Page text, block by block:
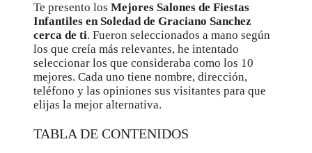
Te presento los Mejores Salones de Fiestas
Infantiles en Soledad de Graciano Sanchez
cerca de ti. Fueron seleccionados a mano según
los que creía más relevantes, he intentado
seleccionar los que consideraba como los 10
mejores. Cada uno tiene nombre, dirección,
teléfono y las opiniones sus visitantes para que
elijas la mejor alternativa.
TABLA DE CONTENIDOS